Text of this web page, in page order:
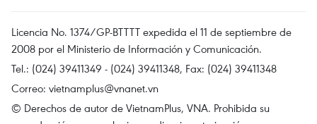
Licencia No. 1374/GP-BTTTT expedida el 11 de septiembre de
2008 por el Ministerio de Información y Comunicación.
Tel.: (024) 39411349 - (024) 39411348, Fax: (024) 39411348
Correo: vietnamplus@vnanet.vn
© Derechos de autor de VietnamPlus, VNA. Prohibida su